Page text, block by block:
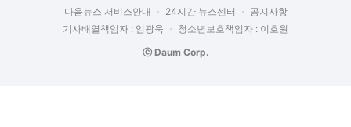
다음뉴스 서비스안내 24시간 뉴스센터
공지사항
기사배열책임자 : 임광욱
청소년보호책임자 : 이호원
ⓒ Daum Corp.